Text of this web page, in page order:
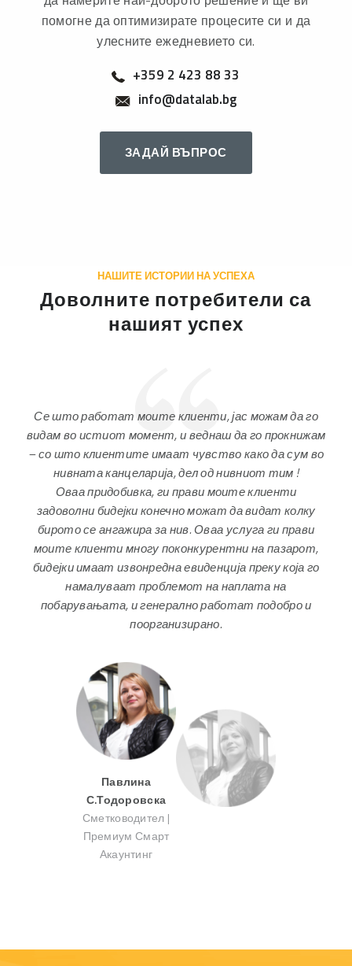
помогне да оптимизирате процесите си и да
улесните ежедневието си.
+359 2 423 88 33
info@datalab.bg
ЗАДАЙ ВЪПРОС
НАШИТЕ ИСТОРИИ НА УСПЕХА
Доволните потребители са
нашият успех
Се што работат моите клиенти, јас можам да го
видам во истиот момент, и веднаш да го прокнижам
– со што клиентите имаат чувство како да сум во
нивната канцеларија, дел од нивниот тим !
Оваа придобивка, ги прави моите клиенти
задоволни бидејки конечно можат да видат колку
бирото се ангажира за нив. Оваа услуга ги прави
моите клиенти многу поконкурентни на пазарот,
бидејки имаат извонредна евиденција преку која го
намалуваат проблемот на наплата на
побарувањата, и генерално работат подобро и
поорганизирано.
Павлина
С.Тодоровска
Сметководител |
Премиум Смарт
Акаунтинг